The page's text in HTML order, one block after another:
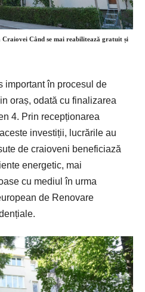
Când se mai reabilitează gratuit și
important în procesul de
oraș, odată cu finalizarea
4. Prin recepționarea
investiții, lucrările au
de craioveni beneficiază
energetic, mai
cu mediul în urma
de Renovare